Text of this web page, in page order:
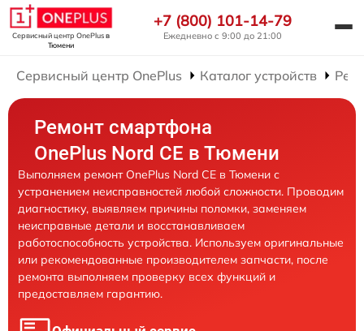
Сервисный центр OnePlusв
Тюмени
+7 (800) 101-14-79
Ежедневно с 9:00 до 21:00
Сервисный центр OnePlus Каталог устройств
Ремонт смартфона
OnePlus Nord CE в Тюмени
Выполняем ремонт OnePlus Nord CE в Тюмени с
устранением неисправностей любой сложности. Проводим
диагностику, выявляем причины поломки, заменяем
неисправные детали и восстанавливаем
работоспособность устройства. Используем оригинальные
или рекомендованные производителем запчасти, после
ремонта выполняем проверку всех функций и
предоставляем гарантию.